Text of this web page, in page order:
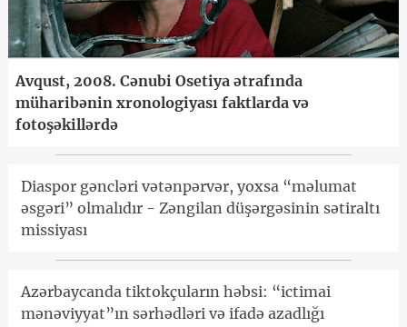
Avqust, 2008. Cənubi Osetiya ətrafında
müharibənin xronologiyası faktlarda və
fotoşəkillərdə
Diaspor gəncləri vətənpərvər, yoxsa “məlumat
əsgəri” olmalıdır - Zəngilan düşərgəsinin sətiraltı
missiyası
Azərbaycanda tiktokçuların həbsi: “ictimai
mənəviyyat”ın sərhədləri və ifadə azadlığı